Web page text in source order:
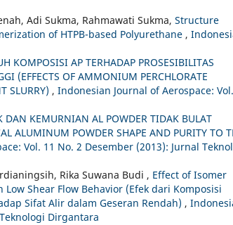
Adi Sukma, Rahmawati Sukma, Structure
of HTPB-based Polyurethane ,
KOMPOSISI AP TERHADAP PROSESIBILITAS
(EFFECTS OF AMMONIUM PERCHLORATE
SLURRY) , Indonesian Journal of Aerospace:
DAN KEMURNIAN AL POWDER TIDAK BULAT
ALUMINUM POWDER SHAPE AND PURITY TO
Vol. 11 No. 2 Desember (2013): Jurnal
Rika Suwana Budi , Effect of Isomer
Shear Flow Behavior (Efek dari Komposisi
Sifat Alir dalam Geseran Rendah) ,
Dirgantara